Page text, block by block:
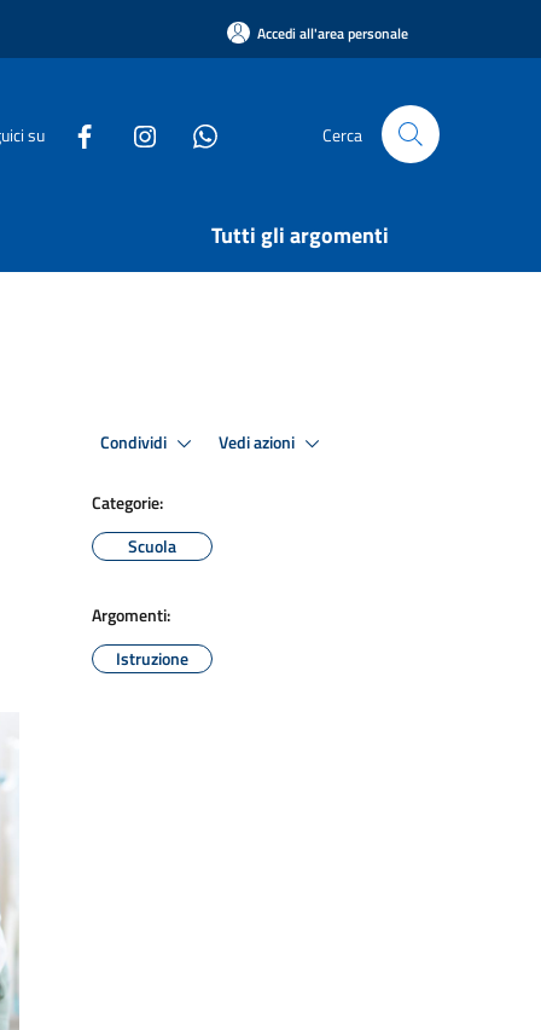
Accedi all'area personale
su Cerca
Tutti gli argomenti
Condividi Vedi azioni
Categorie:
Scuola
Argomenti:
Istruzione